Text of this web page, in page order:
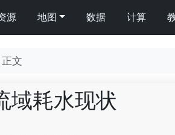
源 地图 数据 计算
正文
域耗水现状